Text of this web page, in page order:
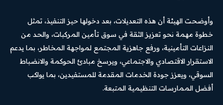
وأوضحت الهيئة أن هذه التعديلات، بعد دخولها حيز التنفيذ، تمثل
خطوة مهمة نحو تعزيز الثقة في سوق تأمين المركبات، والحد من
النزاعات التأمينية، ورفع جاهزية المجتمع لمواجهة المخاطر، بما يدعم
الاستقرار الاقتصادي والاجتماعي، ويرسخ مبادئ الحوكمة والانضباط
السوقي، ويعزز جودة الخدمات المقدمة للمستفيدين، بما يواكب
أفضل الممارسات التنظيمية المتبعة.